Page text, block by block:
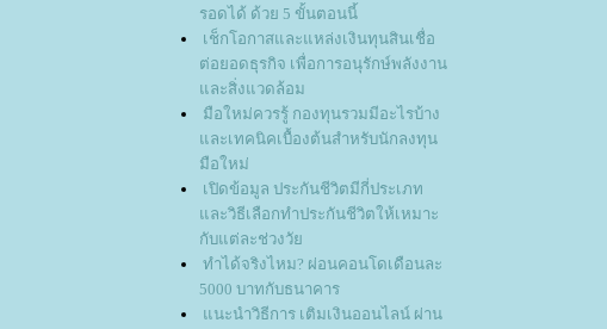
รอดได้ ด้วย 5 ขั้นตอนนี้
เช็กโอกาสและแหล่งเงินทุนสินเชื่อ
ต่อยอดธุรกิจ เพื่อการอนุรักษ์พลังงาน
ละสิ่งแวดล้อม
มือใหม่ควรรู้ กองทุนรวมมีอะไรบ้าง
ละเทคนิคเบื้องต้นสำหรับนักลงทุน
มือใหม่
เปิดข้อมูล ประกันชีวิตมีกี่ประเภท
ละวิธีเลือกทำประกันชีวิตให้เหมาะ
กับแต่ละช่วงวั
ทำได้จริงไหม? ผ่อนคอนโดเดือนละ
5000 บาทกับธนาคาร
นะนำวิธีการ เติมเงินออนไลน์ ผ่าน